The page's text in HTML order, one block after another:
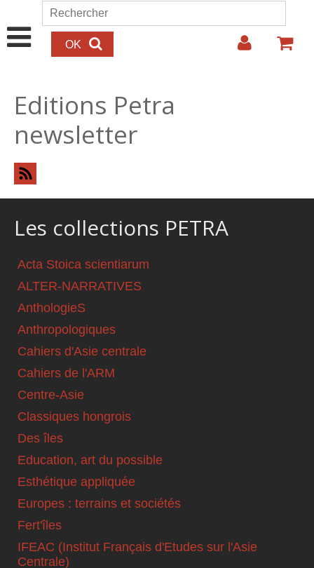
Aller au contenu principal
Formulaire de recherche
Rechercher
Editions Petra
newsletter
Les collections PETRA
Acta Stoica scientiarum
ALTER-NARRATIVES
AnthologieS
Anthropologiques
Cahiers d'Asie centrale
Cahiers de l'ARM
Centre-Asie
Classiques hongrois
Des îles
Education, art du possible
Esthétique appliquée
Europes : terrains et sociétés
Fert'îles
IFEAC (Institut Français d'Etudes sur l'Asie
Centrale)